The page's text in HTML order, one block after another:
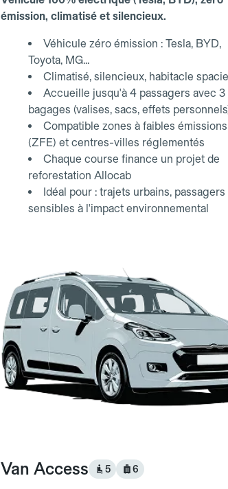
émission, climatisé et silencieux.
Véhicule zéro émission : Tesla, BYD,
Toyota, MG...
Climatisé, silencieux, habitacle
Accueille jusqu'à 4 passagers avec 3
bagages (valises, sacs, effets
Compatible zones à faibles émissions
(ZFE) et centres-villes réglementés
Chaque course finance un projet de
reforestation Allocab
Idéal pour : trajets urbains, passagers
sensibles à l'impact environnemental
Van Access 5 6